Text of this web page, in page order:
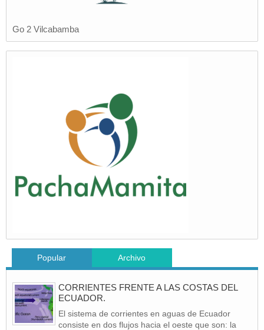
Go 2 Vilcabamba
Popular Archivo
CORRIENTES FRENTE A LAS COSTAS DEL
ECUADOR.
El sistema de corrientes en aguas de Ecuador
consiste en dos flujos hacia el oeste que son: la